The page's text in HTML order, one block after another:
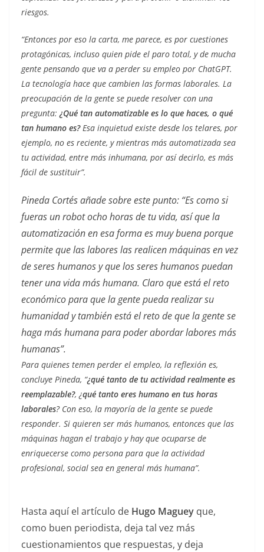
riesgos.
“Entonces por eso la carta, me parece, es por cuestiones
protagónicas, incluso quien pide el paro total, y de mucha
gente pensando que va a perder su empleo por ChatGPT.
La tecnología hace que cambien las formas laborales. La
preocupación de la gente se puede resolver con una
pregunta:¿Qué tan automatizable es lo que haces, o qué
tan humano es?Esa inquietud existe desde los telares, por
ejemplo, no es reciente, y mientras más automatizada sea
tu actividad, entre más inhumana, por así decirlo, es más
fácil de sustituir”.
Pineda Cortés añade sobre este punto: “Es como si
fueras un robot ocho horas de tu vida, así que la
automatización en esa forma es muy buena porque
permite que las labores las realicen máquinas en vez
de seres humanos y que los seres humanos puedan
tener una vida más humana. Claro que está el reto
económico para que la gente pueda realizar su
humanidad y también está el reto de que la gente se
haga más humana para poder abordar labores más
humanas”.
Para quienes temen perder el empleo, la reflexión es,
concluye Pineda, “¿qué tanto de tu actividad realmente es
reemplazable?, ¿qué tanto eres humano en tus horas
laborales? Con eso, la mayoría de la gente se puede
responder. Si quieren ser más humanos, entonces que las
máquinas hagan el trabajo y hay que ocuparse de
enriquecerse como persona para que la actividad
profesional, social sea en general más humana”.
Hasta aquí el artículo de Hugo Maguey que,
como buen periodista, deja tal vez más
cuestionamientos que respuestas, y deja